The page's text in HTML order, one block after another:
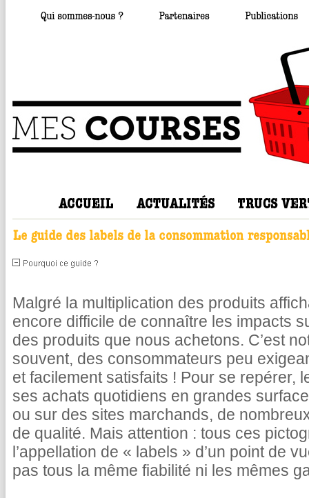
Malgré la multiplication des produits
encore difficile de connaître les impacts
des produits que nous achetons. C’est
souvent, des consommateurs peu
et facilement satisfaits ! Pour se repérer,
ses achats quotidiens en grandes
ou sur des sites marchands, de
de qualité. Mais attention : tous ces
l’appellation de « labels » d’un point de
pas tous la même fiabilité ni les mêmes